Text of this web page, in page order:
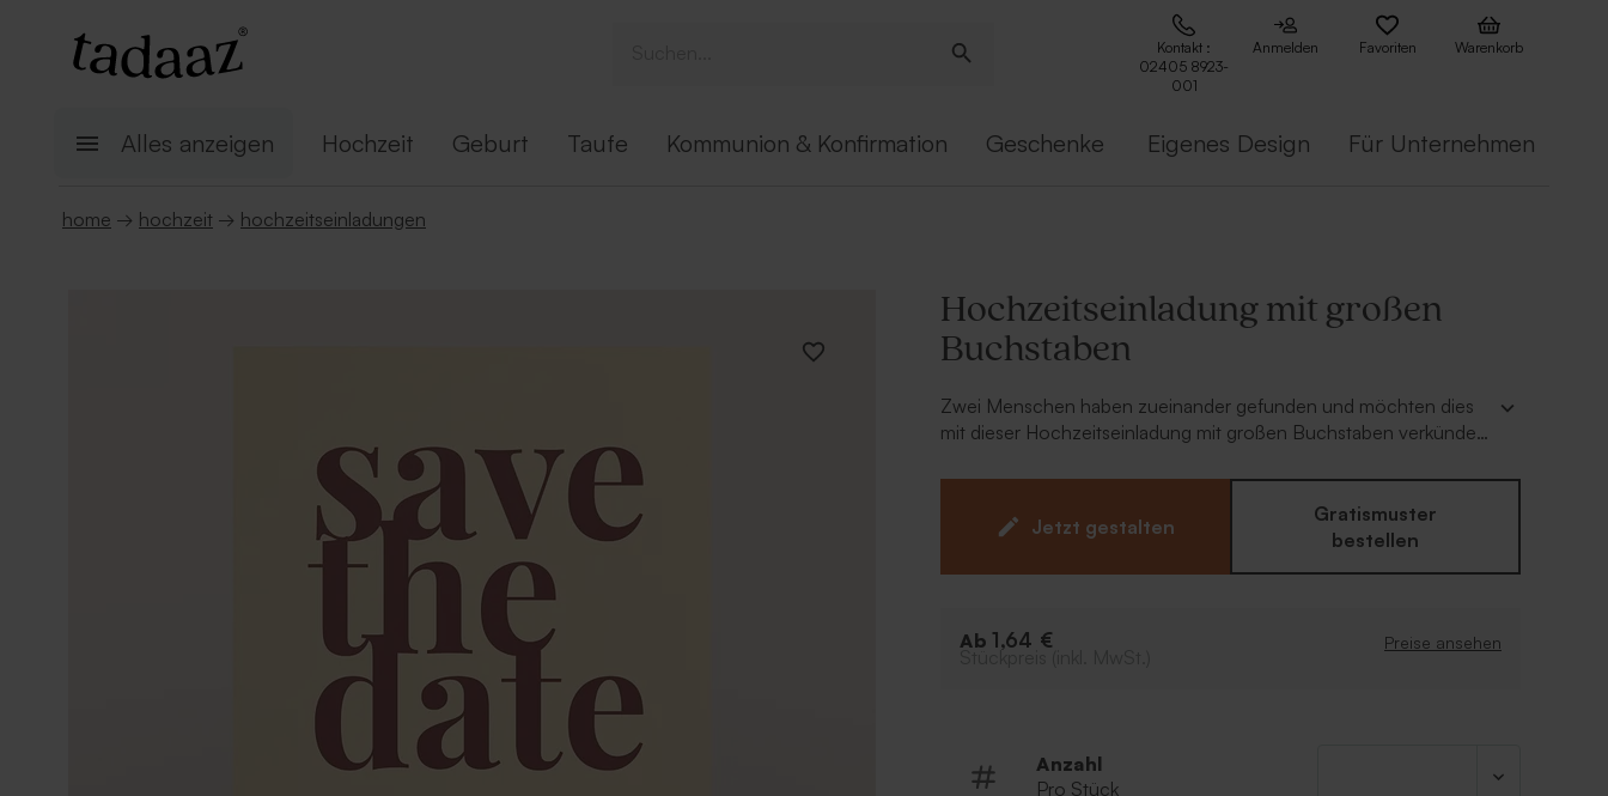
Kontakt :
02405 8923-
001
Anmelden Favoriten Warenkorb
Alles anzeigen Hochzeit Geburt Taufe Kommunion & Konfirmation Geschenke Eigenes Design Für Unternehmen
home → hochzeit → hochzeitseinladungen
Hochzeitseinladung mit großen
Buchstaben
Zwei Menschen haben zueinander gefunden und möchten dies
mit dieser Hochzeitseinladung mit großen Buchstaben verkünden.
ansprechend und wird euren Gästen dabei helfen, das Datum
eurer Hochzeit freizuhalten. Personalisiert eure Einladung einfach
im Online- Editor. Die Schriftart und -farbe könnt ihr je nach
Jetzt gestalten
Gratismuster
bestellen
Ab 1,64 € Preise ansehen
Anzahl
Pro Stück